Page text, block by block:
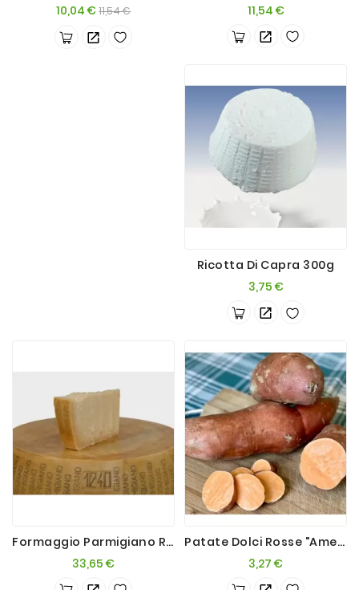
10,04 €Prezzo
11,54 €Prezzo
11,54 €Prezzo
Ricotta Di Capra 300g
3,75 €Prezzo
Formaggio Parmigiano Reggiano DOP 24mesi 1 Kg
33,65 €Prezzo
Patate Dolci Rosse "americane" 1kg
3,27 €Prezzo